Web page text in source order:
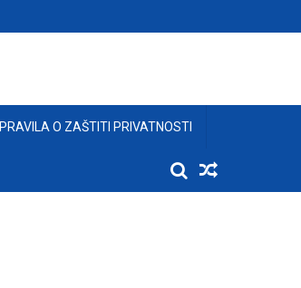
PRAVILA O ZAŠTITI PRIVATNOSTI